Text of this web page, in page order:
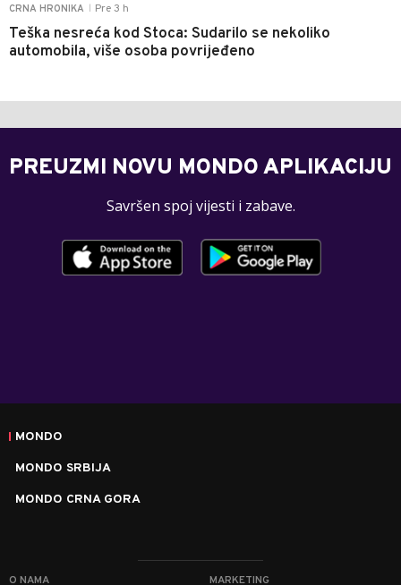
CRNA HRONIKA Pre 3 h
Teška nesreća kod Stoca: Sudarilo se nekoliko
automobila, više osoba povrijeđeno
PREUZMI NOVU MONDO APLIKACIJU
Savršen spoj vijesti i zabave.
MONDO
MONDO SRBIJA
MONDO CRNA GORA
O NAMA MARKETING